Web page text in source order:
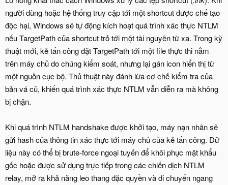
người dùng hoặc hệ thống truy cập tới một shortcut được chế tạo
độc hại, Windows sẽ tự động kích hoạt quá trình xác thực NTLM
nếu TargetPath của shortcut trỏ tới một tài nguyên từ xa. Trong kỹ
thuật mới, kẻ tấn công đặt TargetPath tới một file thực thi nằm
trên máy chủ do chúng kiểm soát, nhưng lại gán icon hiển thị từ
một nguồn cục bộ. Thủ thuật này đánh lừa cơ chế kiểm tra của
bản vá cũ, khiến quá trình xác thực NTLM vẫn diễn ra mà không
bị chặn.
Khi quá trình NTLM handshake được khởi tạo, máy nạn nhân sẽ
gửi hash của thông tin xác thực tới máy chủ của kẻ tấn công. Dữ
liệu này có thể bị brute-force ngoại tuyến để khôi phục mật khẩu
gốc hoặc được sử dụng trực tiếp trong các chiến dịch NTLM
relay, mở ra khả năng leo thang đặc quyền và di chuyển ngang